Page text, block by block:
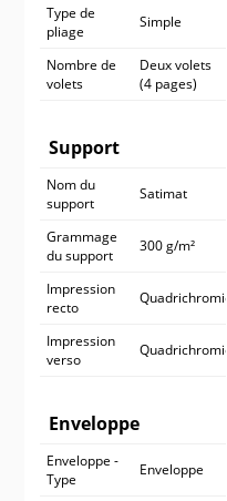
Type de
pliage
Simple
Nombre de
volets
Deux volets
(4 pages)
Support
Nom du
support
Satimat
Grammage
du support
300 g/m²
Impression
recto
Quadrichromie
Impression
verso
Quadrichromie
Enveloppe
Enveloppe -
Type
Enveloppe